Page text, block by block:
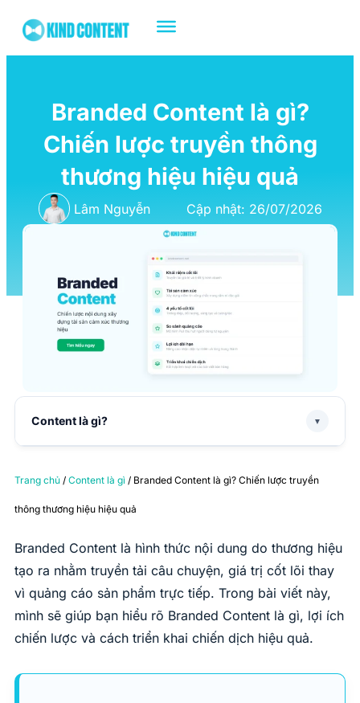
Branded Content là gì?
Chiến lược truyền thông
thương hiệu hiệu quả
Lâm Nguyễn Cập nhật: 26/07/2026
Content là gì? ▼
Trang chủ / Content là gì / Branded Content là gì? Chiến lược truyền
thông thương hiệu hiệu quả
Branded Content là hình thức nội dung do thương hiệu
tạo ra nhằm truyền tải câu chuyện, giá trị cốt lõi thay
vì quảng cáo sản phẩm trực tiếp. Trong bài viết này,
mình sẽ giúp bạn hiểu rõ Branded Content là gì, lợi ích
chiến lược và cách triển khai chiến dịch hiệu quả.